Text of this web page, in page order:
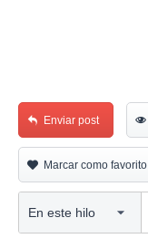
Enviar post
Marcar como favorito